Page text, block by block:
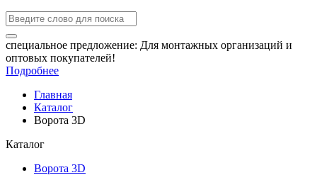
специальное предложение: Для монтажных организаций и
оптовых покупателей!
Подробнее
Главная
Каталог
Ворота 3D
Каталог
Ворота 3D